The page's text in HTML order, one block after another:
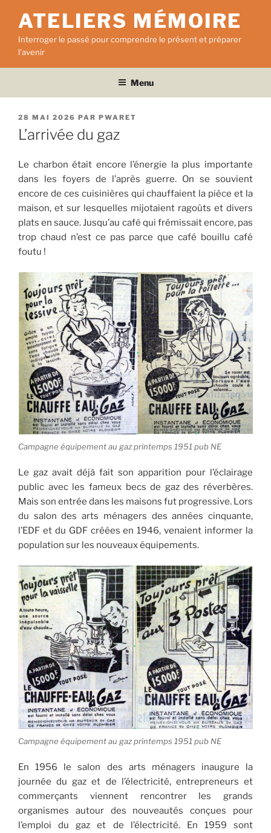
contenu
principal
ATELIERS MÉMOIRE
Interroger le passé pour comprendre le présent et préparer
l'avenir
Menu
PUBLIÉ
LE
28 MAI 2026 PAR PWARET
L’arrivée du gaz
Le charbon était encore l’énergie la plus importante
dans les foyers de l’après guerre. On se souvient
encore de ces cuisinières qui chauffaient la pièce et la
maison, et sur lesquelles mijotaient ragoûts et divers
plats en sauce. Jusqu’au café qui frémissait encore, pas
trop chaud n’est ce pas parce que café bouillu café
foutu !
Campagne équipement au gaz printemps 1951 pub NE
Le gaz avait déjà fait son apparition pour l’éclairage
public avec les fameux becs de gaz des réverbères.
Mais son entrée dans les maisons fut progressive. Lors
du salon des arts ménagers des années cinquante,
l’EDF et du GDF créées en 1946, venaient informer la
population sur les nouveaux équipements.
Campagne équipement au gaz printemps 1951 pub NE
En 1956 le salon des arts ménagers inaugure la
journée du gaz et de l’électricité, entrepreneurs et
commerçants viennent rencontrer les grands
organismes autour des nouveautés conçues pour
l’emploi du gaz et de l’électricité. En 1959 sont